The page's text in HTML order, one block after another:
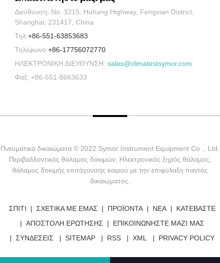
Διεύθυνση: No. 3215, Huhang Highway, Fengxian District,
Shanghai, 231417, China
Τηλ:+86-551-63853683
Τηλέφωνο:+86-17756072770
ΗΛΕΚΤΡΟΝΙΚΗ ΔΙΕΥΘΥΝΣΗ: sales@climatestsymor.com
Φαξ: +86-551-8663633
Πνευματικά δικαιώματα © 2022 Symor Instrument Equipment Co ., Ltd.
Περιβαλλοντικός θάλαμος δοκιμών, Ηλεκτρονικός ξηρός θάλαμος,
θάλαμος δοκιμής επιτάχυνσης καιρού με την επιφύλαξη παντός
δικαιώματος.
ΣΠΊΤΙ ΣΧΕΤΙΚΆ ΜΕ ΕΜΆΣ ΠΡΟΪΌΝΤΑ ΝΈΑ
ΚΑΤΕΒΆΣΤΕ
ΑΠΟΣΤΟΛΉ ΕΡΏΤΗΣΗΣ
ΕΠΙΚΟΙΝΩΝΉΣΤΕ ΜΑΖΊ ΜΑΣ
ΣΥΝΔΈΣΕΙΣ
SITEMAP RSS XML PRIVACY POLICY